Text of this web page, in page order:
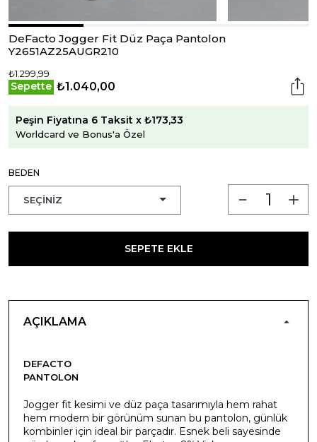
DeFacto Jogger Fit Düz Paça Pantolon
Y2651AZ25AUGR210
₺1.299,99
Sepette ₺1.040,00
Peşin Fiyatına 6 Taksit x ₺173,33
Worldcard ve Bonus'a Özel
BEDEN
SEPETE EKLE
AÇIKLAMA
DEFACTO
PANTOLON
Jogger fit kesimi ve düz paça tasarımıyla hem rahat
hem modern bir görünüm sunan bu pantolon, günlük
kombinler için ideal bir parçadır. Esnek beli sayesinde